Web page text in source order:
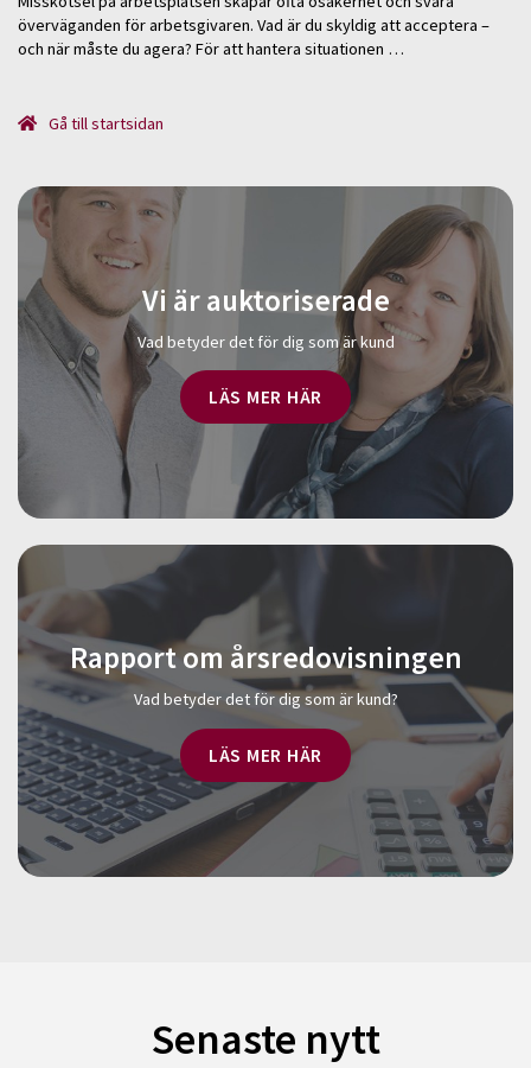
överväganden för arbetsgivaren. Vad är du skyldig att acceptera –
och när måste du agera? För att hantera situationen …
Gå till startsidan
Vi är auktoriserade
Vad betyder det för dig som är kund
LÄS MER HÄR
Rapport om årsredovisningen
Vad betyder det för dig som är kund?
LÄS MER HÄR
Senaste nytt